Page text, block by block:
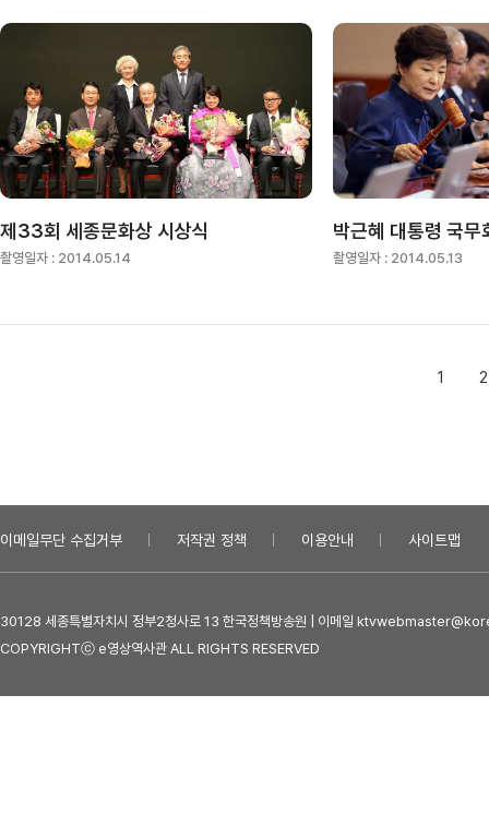
제33회 세종문화상 시상식
촬영일자 : 2014.05.14
박근혜 대통령 국무
촬영일자 : 2014.05.13
1 2
이메일무단 수집거부 저작권 정책 이용안내 사이트맵
30128 세종특별자치시 정부2청사로 13 한국정책방송원 | 이메일
COPYRIGHTⓒ e영상역사관 ALL RIGHTS RESERVED